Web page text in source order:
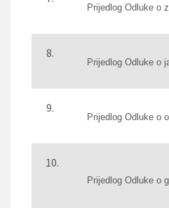
Prijedlog Odluke o
Prijedlog Odluke o
Prijedlog Odluke o
Prijedlog Odluke o